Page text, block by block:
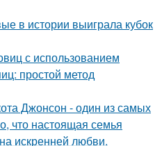
в истории выиграла кубок
с использованием
простой метод
Джонсон - один из самых
что настоящая семья
искренней любви.